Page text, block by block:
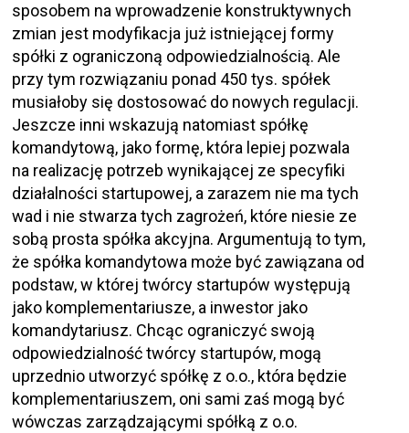
sposobem na wprowadzenie konstruktywnych
zmian jest modyfikacja już istniejącej formy
spółki z ograniczoną odpowiedzialnością. Ale
przy tym rozwiązaniu ponad 450 tys. spółek
musiałoby się dostosować do nowych regulacji.
Jeszcze inni wskazują natomiast spółkę
komandytową, jako formę, która lepiej pozwala
na realizację potrzeb wynikającej ze specyfiki
działalności startupowej, a zarazem nie ma tych
wad i nie stwarza tych zagrożeń, które niesie ze
sobą prosta spółka akcyjna. Argumentują to tym,
że spółka komandytowa może być zawiązana od
podstaw, w której twórcy startupów występują
jako komplementariusze, a inwestor jako
komandytariusz. Chcąc ograniczyć swoją
odpowiedzialność twórcy startupów, mogą
uprzednio utworzyć spółkę z o.o., która będzie
komplementariuszem, oni sami zaś mogą być
wówczas zarządzającymi spółką z o.o.